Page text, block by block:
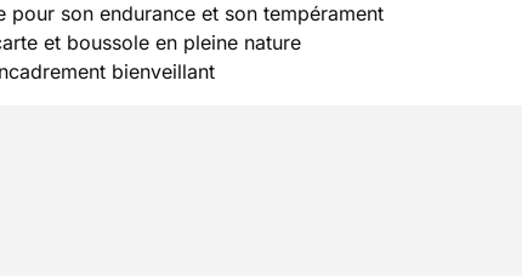
pour son endurance et son tempérament
et boussole en pleine nature
bienveillant